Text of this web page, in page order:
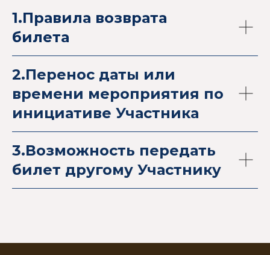
1.Правила возврата
билета
2.Перенос даты или
времени мероприятия по
инициативе Участника
3.Возможность передать
билет другому Участнику